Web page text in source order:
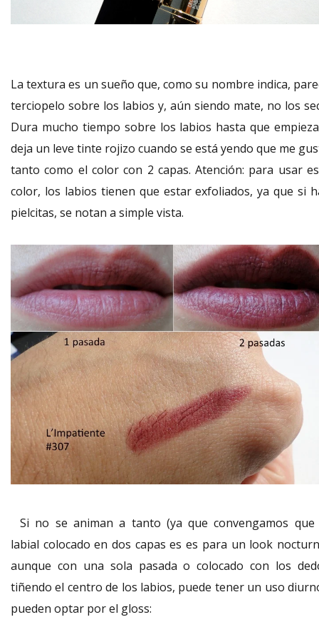
La textura es un sueño que, como su nombre indica,
terciopelo sobre los labios y, aún siendo mate, no los
Dura mucho tiempo sobre los labios hasta que
deja un leve tinte rojizo cuando se está yendo que me
tanto como el color con 2 capas. Atención: para usar
color, los labios tienen que estar exfoliados, ya que si
pielcitas, se notan a simple vista.
Si no se animan a tanto (ya que convengamos que
labial colocado en dos capas es es para un look
aunque con una sola pasada o colocado con los
tiñendo el centro de los labios, puede tener un uso
pueden optar por el gloss: